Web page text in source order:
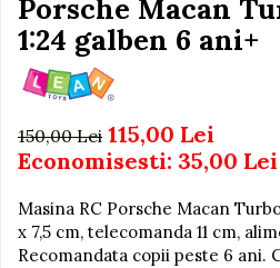
Jucarii de baie
Seturi de frumusete
Caluti balansoar
Interactive, educative si
muzicale
Ateliere si unelte
Blocuri de constructie
Ingrijire cosmetica mamici
Perioada Alaptarii
Perioada Sarcinii
Sisteme De Purtare
Porsche Macan
1:24 galben 6 ani+
150,00 Lei 115,00 Lei
Economisesti: 35,00 Lei
Masina RC Porsche Macan
x 7,5 cm, telecomanda 11 cm,
Recomandata copii peste 6 ani.